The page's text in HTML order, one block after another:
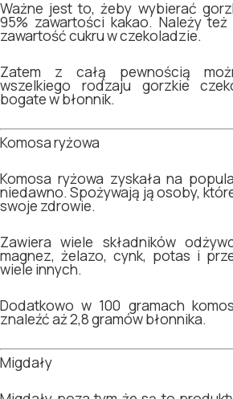
Ważne jest to, żeby wybierać
95% zawartości kakao. Należy
zawartość cukru w czekoladzie.
Zatem z całą pewnością
wszelkiego rodzaju gorzkie
bogate w błonnik.
Komosa ryżowa
Komosa ryżowa zyskała na
niedawno. Spożywają ją osoby,
swoje zdrowie.
Zawiera wiele składników
magnez, żelazo, cynk, potas i
wiele innych.
Dodatkowo w 100 gramach
znaleźć aż 2,8 gramów błonnika.
Migdały